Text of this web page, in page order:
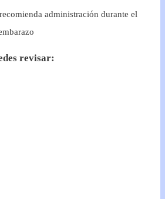
administración durante el
revisar: